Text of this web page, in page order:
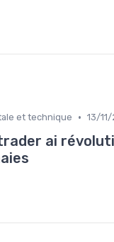
et technique • 13/
ai